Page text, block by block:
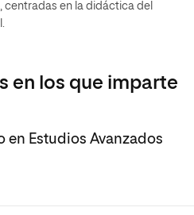
centradas en la didáctica del
en los que imparte
en Estudios Avanzados